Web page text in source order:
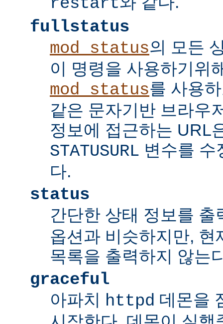
fullstatus
mod_status의 모든
이 명령을 사용하기위
mod_status를 사용
같은 문자기반 브라우
정보에 접근하는 URL
STATUSURL 변수를 수
다.
status
간단한 상태 정보를
옵션과 비슷하지만, 현
목록을 출력하지 않는
graceful
아파치 httpd 데몬을